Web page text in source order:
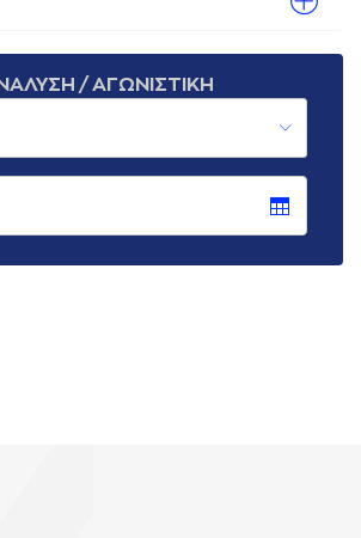
/ ΑΓΩΝΙΣΤΙΚΗ